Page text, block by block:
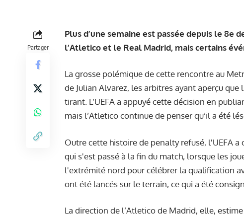
Partager
Plus d’une semaine est passée depuis le 8e
l’Atletico et le Real Madrid, mais certains
La grosse polémique de cette rencontre au
de Julian Alvarez, les arbitres ayant aperçu
tirant. L’UEFA a appuyé cette décision en
mais l’Atletico continue de penser qu’il a été
Outre cette histoire de penalty refusé, l'UEFA
qui s'est passé à la fin du match, lorsque les
l'extrémité nord pour célébrer la qualification
ont été lancés sur le terrain, ce qui a été
La direction de l’Atletico de Madrid, elle,